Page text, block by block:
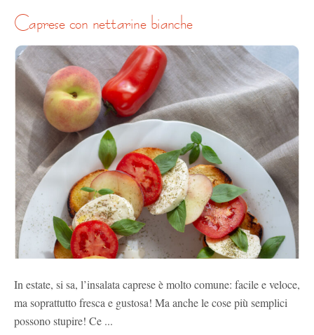
caprese con nettarine bianche
In estate, si sa, l’insalata caprese è molto comune: facile e veloce,
ma soprattutto fresca e gustosa! Ma anche le cose più semplici
possono stupire! Ce ...